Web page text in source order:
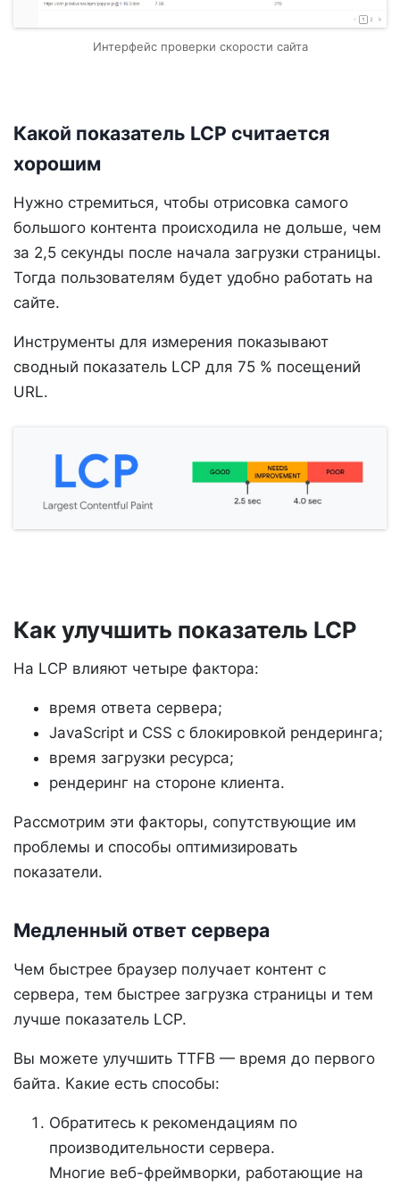
Интерфейс проверки скорости сайта
Какой показатель LCP считается
хорошим
Нужно стремиться, чтобы отрисовка самого
большого контента происходила не дольше, чем
за 2,5 секунды после начала загрузки страницы.
Тогда пользователям будет удобно работать на
сайте.
Инструменты для измерения показывают
сводный показатель LCP для 75 % посещений
URL.
Как улучшить показатель LCP
На LCP влияют четыре фактора:
время ответа сервера;
JavaScript и CSS с блокировкой рендеринга;
время загрузки ресурса;
рендеринг на стороне клиента.
Рассмотрим эти факторы, сопутствующие им
проблемы и способы оптимизировать
показатели.
Медленный ответ сервера
Чем быстрее браузер получает контент с
сервера, тем быстрее загрузка страницы и тем
лучше показатель LCP.
Вы можете улучшить TTFB — время до первого
байта. Какие есть способы:
Обратитесь к рекомендациям по
производительности сервера.
Многие веб-фреймворки, работающие на